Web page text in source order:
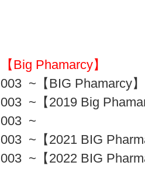
【Big Phamarcy】
003 ~【BIG Phamarcy】
003 ~【2019 Big
003 ~
003 ~【2021 BIG
003 ~【2022 BIG